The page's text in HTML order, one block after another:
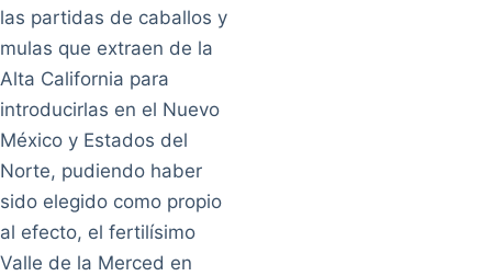
las partidas de caballos y
mulas que extraen de la
Alta California para
introducirlas en el Nuevo
México y Estados del
Norte, pudiendo haber
sido elegido como propio
al efecto, el fertilísimo
Valle de la Merced en